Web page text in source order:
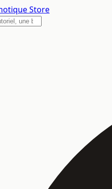
Store